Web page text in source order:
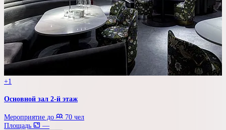
+1
Основной зал 2-й этаж
Мероприятие до
70 чел
Площадь
—